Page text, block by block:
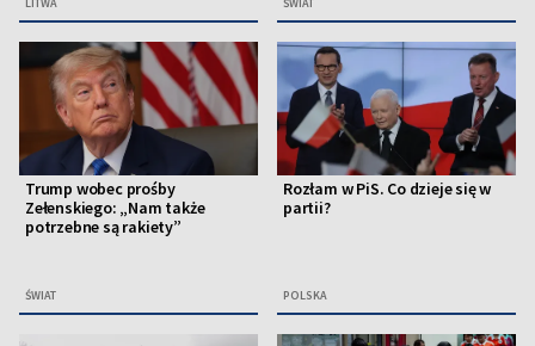
Trump wobec prośby
Zełenskiego: „Nam także
potrzebne są rakiety”
ŚWIAT
Rozłam w PiS. Co dzieje się w
partii?
POLSKA